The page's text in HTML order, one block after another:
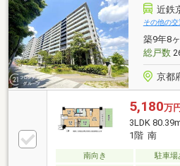
品・生活用品の販売等がさ
す。 (年末年始を除く土日
21:00までの営業で管理人不
隅まで清掃・維持管理され
を感じる事ができます♪
近鉄
その他の交
築9年8
総戸数
京都
5,180万円
3LDK
1階 南
南向き 駐車場